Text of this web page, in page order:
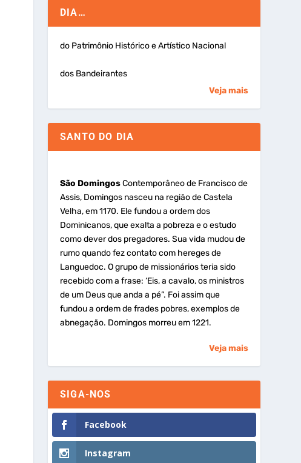
DIA…
do Patrimônio Histórico e Artístico Nacional
dos Bandeirantes
Veja mais
SANTO DO DIA
São DomingosContemporâneo de Francisco de
Assis, Domingos nasceu na região de Castela
Velha, em 1170. Ele fundou a ordem dos
Dominicanos, que exalta a pobreza e o estudo
como dever dos pregadores. Sua vida mudou de
rumo quando fez contato com hereges de
Languedoc. O grupo de missionários teria sido
recebido com a frase: ‘Eis, a cavalo, os ministros
de um Deus que anda a pé”. Foi assim que
fundou a ordem de frades pobres, exemplos de
abnegação. Domingos morreu em 1221.
Veja mais
SIGA-NOS
Facebook
Instagram